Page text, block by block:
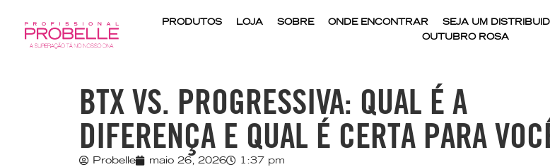
PRODUTOS LOJA SOBRE ONDE ENCONTRAR SEJA UM
OUTUBRO ROSA
BTX VS. PROGRESSIVA: QUAL É A
DIFERENÇA E QUAL É CERTA PARA
Probelle maio 26, 2026 1:37 pm